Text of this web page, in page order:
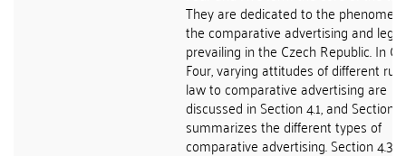
They are dedicated to the
the comparative advertising and
prevailing in the Czech Republic. In
Four, varying attitudes of different
law to comparative advertising are
discussed in Section 4.1, and Section
summarizes the different types of
comparative advertising. Section 4.3 is